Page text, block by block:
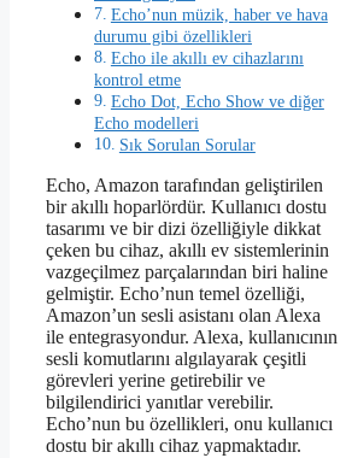
Echo’nun müzik, haber ve hava
durumu gibi özellikleri
Echo ile akıllı ev cihazlarını
kontrol etme
Echo Dot, Echo Show ve diğer
Echo modelleri
Sık Sorulan Sorular
Echo, Amazon tarafından geliştirilen
bir akıllı hoparlördür. Kullanıcı dostu
tasarımı ve bir dizi özelliğiyle dikkat
çeken bu cihaz, akıllı ev sistemlerinin
vazgeçilmez parçalarından biri haline
gelmiştir. Echo’nun temel özelliği,
Amazon’un sesli asistanı olan Alexa
ile entegrasyondur. Alexa, kullanıcının
sesli komutlarını algılayarak çeşitli
görevleri yerine getirebilir ve
bilgilendirici yanıtlar verebilir.
Echo’nun bu özellikleri, onu kullanıcı
dostu bir akıllı cihaz yapmaktadır.